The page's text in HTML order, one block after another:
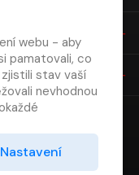
webu - aby
pamatovali, co
stav vaší
nevhodnou
se
Nastavení